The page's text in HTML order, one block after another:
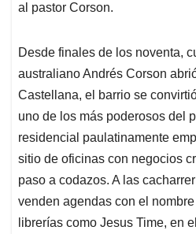
al pastor Corson.
Desde finales de los noventa,
australiano Andrés Corson
Castellana, el barrio se
uno de los más poderosos del
residencial paulatinamente
sitio de oficinas con negocios
paso a codazos. A las
venden agendas con el
librerías como Jesus Time, en